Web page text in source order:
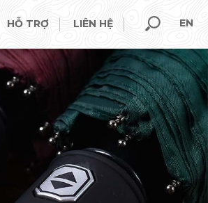
EN
HỖ TRỢ LIÊN HỆ